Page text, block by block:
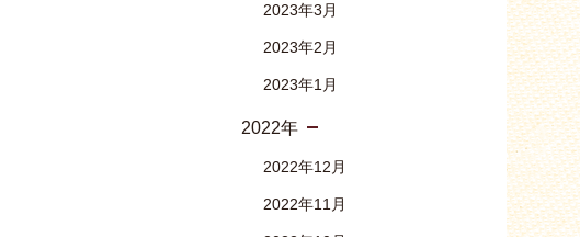
2023年3月
2023年2月
2023年1月
2022年
2022年12月
2022年11月